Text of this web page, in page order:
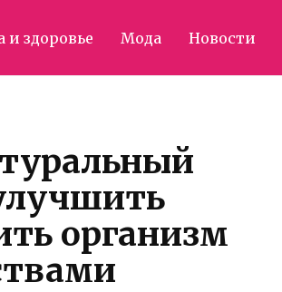
и здоровье Мода Новости
организм